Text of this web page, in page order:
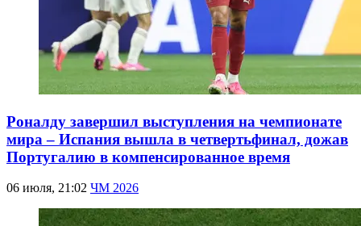
Роналду завершил выступления на чемпионате
мира – Испания вышла в четвертьфинал, дожав
Португалию в компенсированное время
06 июля, 21:02 ЧМ 2026